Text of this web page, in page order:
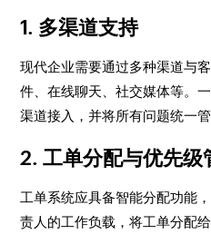
1. 多渠道支持
现代企业需要通过多种渠道与
件、在线聊天、社交媒体等。
渠道接入，并将所有问题统一管
2.工单分配与优先级
工单系统应具备智能分配功能
责人的工作负载，将工单分配